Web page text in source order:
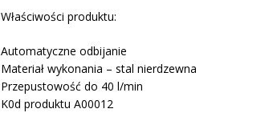
Właściwości produktu:
Automatyczne odbijanie
Materiał wykonania – stal nierdzewna
Przepustowość do 40 l/min
K0d produktu A00012